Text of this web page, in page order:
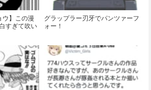
ウ】この漫
すぎて吹い
グラップラー刃牙でパンツァーフ
ォー！